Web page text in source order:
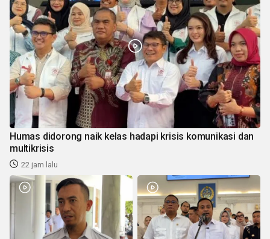
Humas didorong naik kelas hadapi krisis komunikasi dan
multikrisis
22 jam lalu